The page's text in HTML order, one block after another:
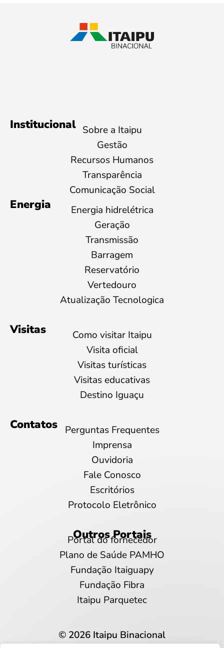
Institucional Sobre a Itaipu
Gestão
Recursos Humanos
Transparência
Comunicação Social
Energia
Energia hidrelétrica
Geração
Transmissão
Barragem
Reservatório
Vertedouro
Atualização Tecnologica
Visitas
Como visitar Itaipu
Visita oficial
Visitas turísticas
Visitas educativas
Destino Iguaçu
Contatos
Perguntas Frequentes
Imprensa
Ouvidoria
Fale Conosco
Escritórios
Protocolo Eletrônico
Outros Portais
Portal do fornecedor
Plano de Saúde PAMHO
Fundação Itaiguapy
Fundação Fibra
Itaipu Parquetec
© 2026 Itaipu Binacional